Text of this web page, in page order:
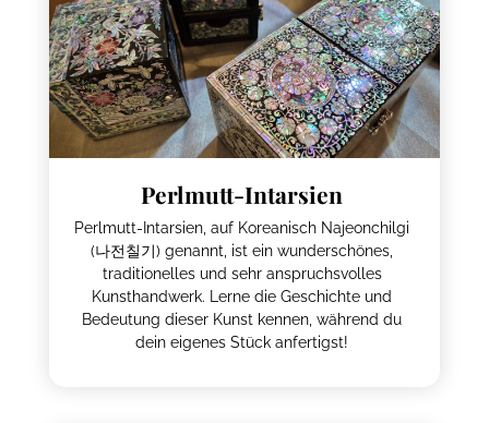
Perlmutt-Intarsien
Perlmutt-Intarsien, auf Koreanisch Najeonchilgi
(나전칠기) genannt, ist ein wunderschönes,
traditionelles und sehr anspruchsvolles
Kunsthandwerk. Lerne die Geschichte und
Bedeutung dieser Kunst kennen, während du
dein eigenes Stück anfertigst!